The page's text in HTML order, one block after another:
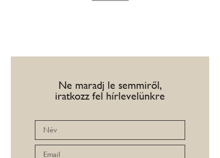
Ne maradj le semmiről,
iratkozz fel hírlevelünkre